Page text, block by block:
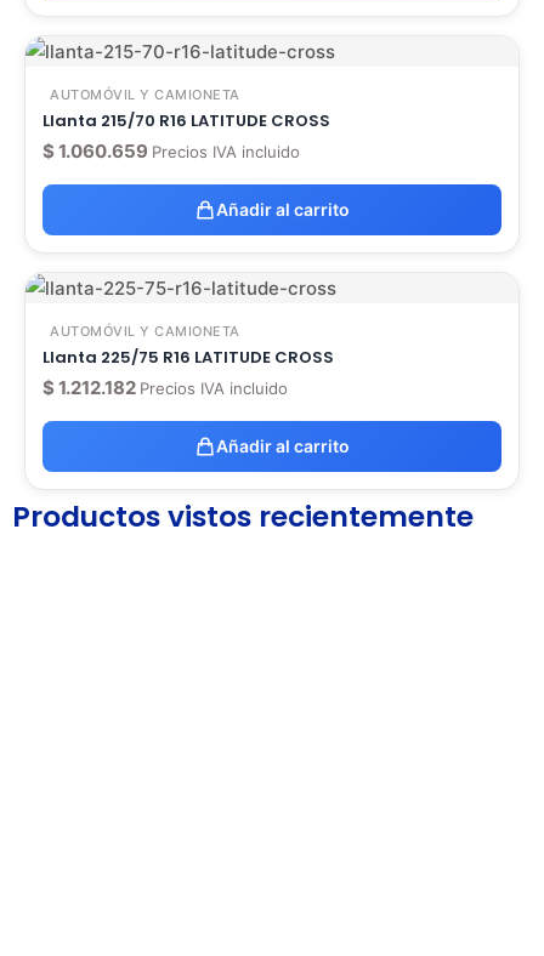
AUTOMÓVIL Y CAMIONETA
Llanta 215/70 R16 LATITUDE CROSS
$ 1.060.659 Precios IVA incluido
Añadir al carrito
AUTOMÓVIL Y CAMIONETA
Llanta 225/75 R16 LATITUDE CROSS
$ 1.212.182 Precios IVA incluido
Añadir al carrito
Productos vistos recientemente